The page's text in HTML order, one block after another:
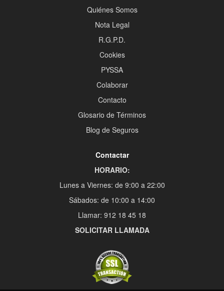
Quiénes Somos
Nota Legal
R.G.P.D.
Cookies
PYSSA
Colaborar
Contacto
Glosario de Términos
Blog de Seguros
Contactar
HORARIO:
Lunes a Viernes: de 9:00 a 22:00
Sábados: de 10:00 a 14:00
Llamar: 912 18 45 18
SOLICITAR LLAMADA